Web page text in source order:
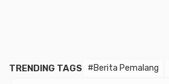
TRENDING TAGS #Berita Pemalang